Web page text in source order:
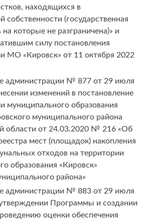
находящихся в
собственности (государственная
на которые не разграничена)» и
силу постановления
МО «Кировск» от 11 октября 2022
администрации № 877 от 29 июля
изменений в постановление
муниципального образования
муниципального района
области от 24.03.2020 № 216 «Об
мест (площадок) накопления
отходов на территории
образования «Кировск»
района»
администрации № 883 от 29 июля
Программы и создании
оценки обеспечения